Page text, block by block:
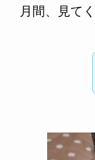
月間、見て